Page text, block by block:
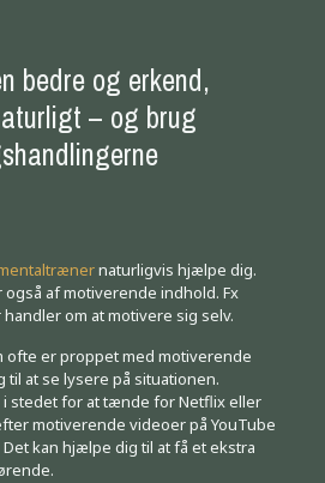
bedre og erkend,
– og brug
naturligvis hjælpe dig.
af motiverende indhold. Fx
om at motivere sig selv.
ofte er proppet med motiverende
til at se lysere på situationen.
i stedet for at tænde for Netflix eller
motiverende videoer på YouTube
kan hjælpe dig til at få et ekstra